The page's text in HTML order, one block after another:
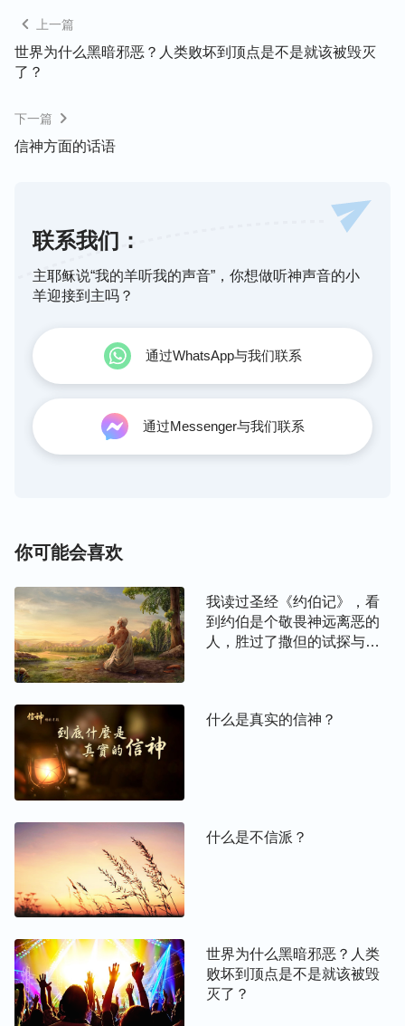
与生命的能量是任何一个受造之物所不能测透的，现
在是这样，以往是这样，将来也会是这样。我将告诉
你的第二个秘密是：所有受造之物的生命源头都来源
你是怎么样的生命体，都不能违背神所制定的生命轨
迹。不管怎么说，我只希望人能明白：如果没有了神
么奋斗都不会得到人该得到的一切；如果失去了神对
人生命的供应，那人就失去了活着的价值，失去了生
命的意义。这样的白白浪费神生命价值的人，神怎会
让其就这样地逍遥呢？还是那句话：不要忘了，神是
你生命的源头。如果人不珍惜神所赐给的这一切，神
不但要夺回起初的东西，更要人作出加倍的代价来偿
还神所付出的这一切。
——《话在肉身显现·神是人生命的源头》
神创造了这个世界，创造了这个人类，更缔造了古希
腊的文化与人类的文明，只有神在抚慰着这个人类，
徒，那你一定会相信任何一个国家与民族的兴盛与衰
退都在神的安排之下。任何一个国家与民族的命运将
会是如何只有神自己知道，这个人类将何去何从也只
有神自己掌握。人类要想有好的命运，一个国家要想
有好的命运，那只有人类都俯伏敬拜神，都来到神的
面前向神悔改认罪，否则人类的命运与归宿将会是一
场不可避免的劫难。
回顾挪亚造方舟的时代，人类败坏至深，离开了神的
祝福，没有了神的看顾，失去了神的应许，活在了没
不堪入目的地步。这样的人类不能再得到神的应许，
不配见到神的面目，不配听见神的声音，因为他们丢
弃了神，他们抛弃了神所赐给他们的一切，忘记了神
对他们的教诲之言。他们的心离神越来越远，随之而
来的是他们堕落得失去理智，失去了人性，他们越来
越恶，进而走向死亡，落在了神的烈怒之中，落在了
神的惩罚之中。只有挪亚敬拜神远离恶，所以他听到
了神的声音，听到了神对他的嘱托。他按照神话的嘱
上一篇
世界为什么黑暗邪恶？人类败坏到顶点是不是就该被毁灭
了？
下一篇
信神方面的话语
联系我们：
主耶稣说“我的羊听我的声音”，你想做听神声音的小
羊迎接到主吗？
通过WhatsApp与我们联系
通过Messenger与我们联系
你可能会喜欢
我读过圣经《约伯记》，看
到约伯是个敬畏神远离恶的
人，胜过了撒但的试探与攻
呢？
什么是真实的信神？
什么是不信派？
世界为什么黑暗邪恶？人类
败坏到顶点是不是就该被毁
灭了？